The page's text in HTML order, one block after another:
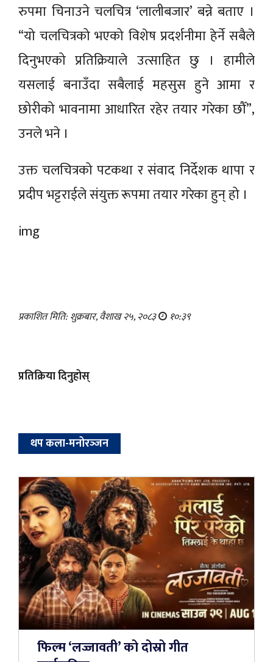
रुपमा चिनाउने चलचित्र ‘लालीबजार’ बन्ने बताए ।
“यो चलचित्रको भएको विशेष प्रदर्शनीमा हेर्ने सबैले
दिनुभएको प्रतिक्रियाले उत्साहित छु । हामीले
यसलाई बनाउँदा सबैलाई महसुस हुने आमा र
छोरीको भावनामा आधारित रहेर तयार गरेका छौँ”,
उनले भने ।
उक्त चलचित्रको पटकथा र संवाद निर्देशक थापा र
प्रदीप भट्टराईले संयुक्त रूपमा तयार गरेका हुन् हो ।
img
प्रकाशित मिति: शुक्रबार, वैशाख २५, २०८३ १०:३९
प्रतिक्रिया दिनुहोस्
थप कला-मनोरञ्‍जन
फिल्म ‘लज्जावती’ को दोस्रो गीत